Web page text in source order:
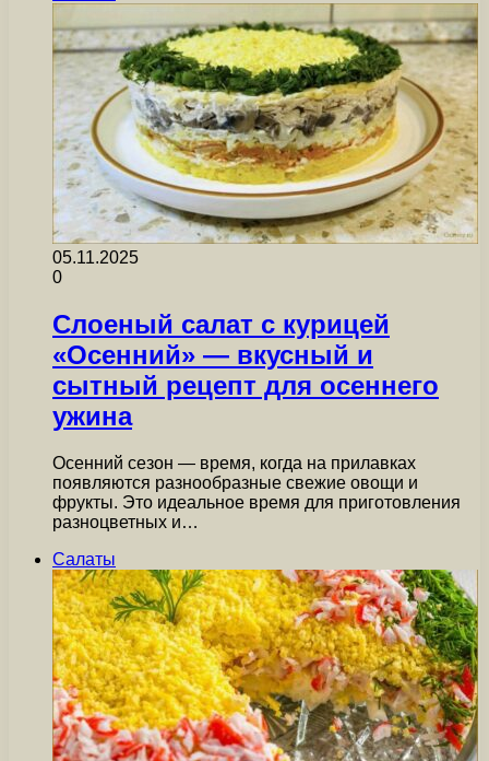
05.11.2025
0
Слоеный салат с курицей
«Осенний» — вкусный и
сытный рецепт для осеннего
ужина
Осенний сезон — время, когда на прилавках
появляются разнообразные свежие овощи и
фрукты. Это идеальное время для приготовления
разноцветных и…
Салаты